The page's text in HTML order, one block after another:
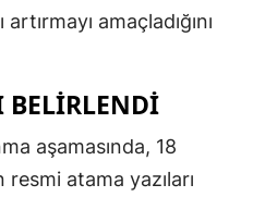
amaçladığını
BELIRLENDI
aşamasında, 18
resmi atama yazıları